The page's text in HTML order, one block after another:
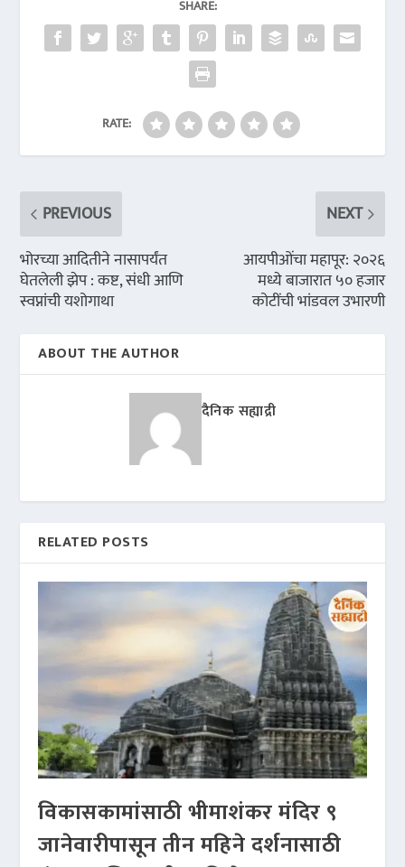
SHARE:
RATE:
PREVIOUS
भोरच्या आदितीने नासापर्यंत
घेतलेली झेप : कष्ट, संधी आणि
स्वप्नांची यशोगाथा
NEXT
आयपीओंचा महापूर: २०२६
मध्ये बाजारात ५० हजार
कोटींची भांडवल उभारणी
ABOUT THE AUTHOR
दैनिक सह्याद्री
RELATED POSTS
विकासकामांसाठी भीमाशंकर मंदिर ९
जानेवारीपासून तीन महिने दर्शनासाठी